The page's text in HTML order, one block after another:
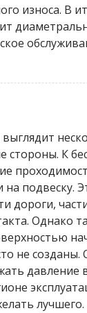
износа. В
стороны. К
подвеску.
дороги,
Однако
не
давление
лучшего.